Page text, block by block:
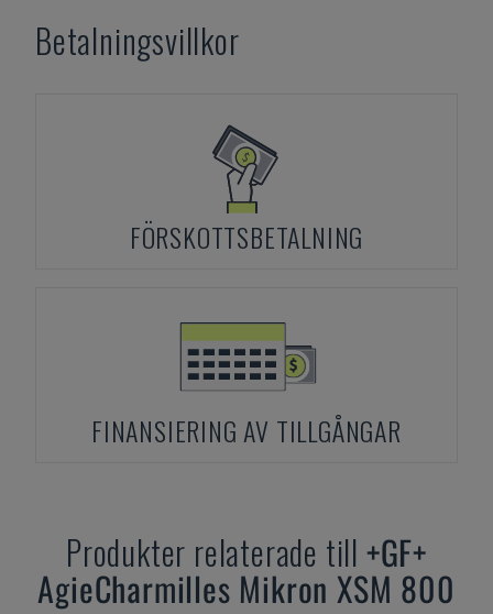
Betalningsvillkor
FÖRSKOTTSBETALNING
FINANSIERING AV TILLGÅNGAR
Produkter relaterade till +GF+
AgieCharmilles Mikron XSM 800